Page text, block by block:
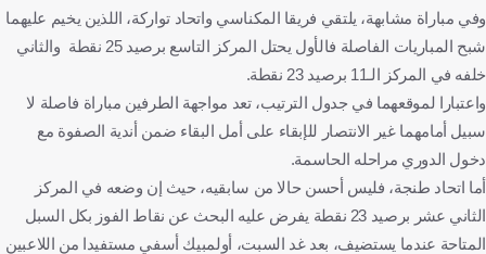
وفي مباراة مشابهة، يلتقي فريقا المكناسي واتحاد تواركة، اللذين يخيم عليهما
شبح ‏المباريات الفاصلة فالأول يحتل المركز التاسع برصيد 25 نقطة والثاني
خلفه في المركز الـ11 برصيد 23 ‏نقطة.‏
واعتبارا لموقعهما في جدول الترتيب، تعد مواجهة الطرفين مباراة فاصلة لا
سبيل أمامهما ‏غير الانتصار للإبقاء على أمل البقاء ضمن أندية الصفوة مع
دخول الدوري مراحله ‏الحاسمة.‏
أما اتحاد طنجة، فليس أحسن حالا من سابقيه، حيث إن وضعه في المركز
الثاني عشر برصيد 23 نقطة يفرض ‏عليه البحث عن نقاط الفوز بكل السبل
المتاحة عندما يستضيف، بعد غد السبت، أولمبيك أسفي مستفيدا من ‏اللاعبين